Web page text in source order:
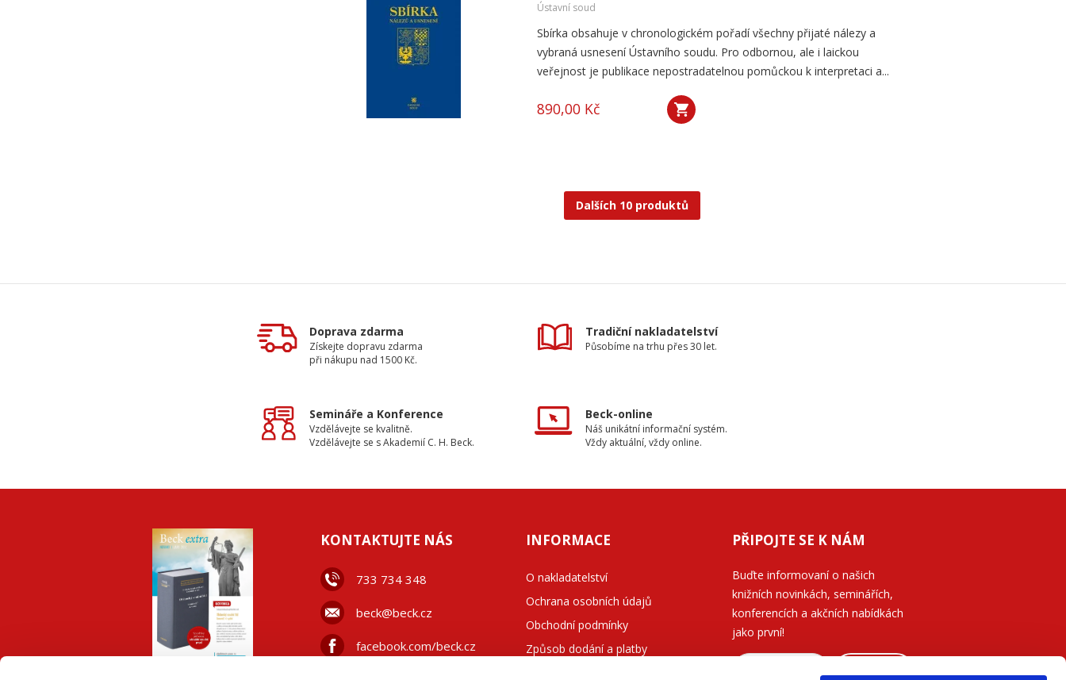
Ústavní soud
Sbírka obsahuje v chronologickém pořadí všechny přijaté nálezy a
vybraná usnesení Ústavního soudu. Pro odbornou, ale i laickou
veřejnost je publikace nepostradatelnou pomůckou k interpretaci a...
890,00 Kč
Dalších 10 produktů
Doprava zdarma
Získejte dopravu zdarma
při nákupu nad 1500 Kč.
Tradiční nakladatelství
Působíme na trhu přes 30 let.
Semináře a Konference
Vzdělávejte se kvalitně.
Vzdělávejte se s Akademií C. H. Beck.
Beck-online
Náš unikátní informační systém.
Vždy aktuální, vždy online.
KONTAKTUJTE NÁS
733 734 348
beck@beck.cz
facebook.com/beck.cz
INFORMACE
O nakladatelství
Ochrana osobních údajů
Obchodní podmínky
Způsob dodání a platby
PŘIPOJTE SE K NÁM
Buďte informovaní o našich
knižních novinkách, seminářích,
konferencích a akčních nabídkách
jako první!